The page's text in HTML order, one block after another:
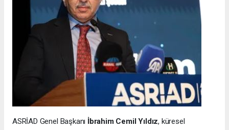
ASRİAD Genel Başkanı İbrahim Cemil Yıldız, küresel